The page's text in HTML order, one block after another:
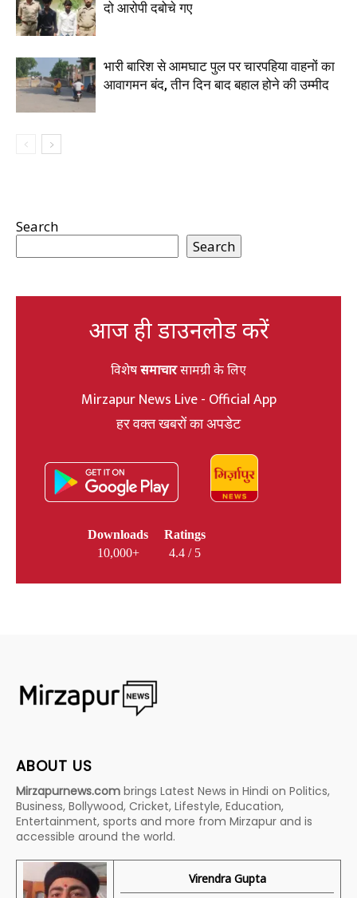
दो आरोपी दबोचे गए
भारी बारिश से आमघाट पुल पर चारपहिया वाहनों का
आवागमन बंद, तीन दिन बाद बहाल होने की उम्मीद
Search
Search
आज ही डाउनलोड करें
विशेषसमाचारसामग्री के लिए
Mirzapur News Live - Official App
हर वक्त खबरों का अपडेट
Downloads
10,000+
Ratings
4.4 / 5
ABOUT US
Mirzapurnews.com brings Latest News in Hindi on Politics,
Business, Bollywood, Cricket, Lifestyle, Education,
Entertainment, sports and more from Mirzapur and is
accessible around the world.
Virendra Gupta